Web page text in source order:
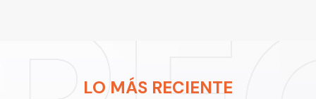
LO MÁS RECIENTE